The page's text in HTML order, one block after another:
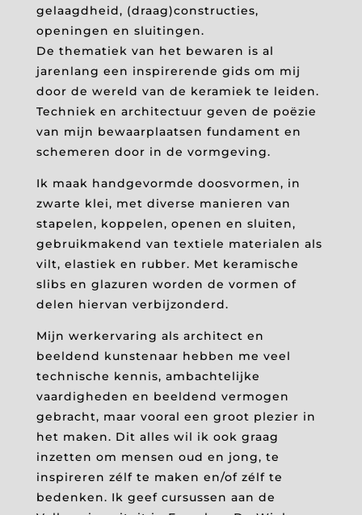
gelaagdheid, (draag)constructies,
openingen en sluitingen.
De thematiek van het bewaren is al
jarenlang een inspirerende gids om mij
door de wereld van de keramiek te leiden.
Techniek en architectuur geven de poëzie
van mijn bewaarplaatsen fundament en
schemeren door in de vormgeving.
Ik maak handgevormde doosvormen, in
zwarte klei, met diverse manieren van
stapelen, koppelen, openen en sluiten,
gebruikmakend van textiele materialen als
vilt, elastiek en rubber. Met keramische
slibs en glazuren worden de vormen of
delen hiervan verbijzonderd.
Mijn werkervaring als architect en
beeldend kunstenaar hebben me veel
technische kennis, ambachtelijke
vaardigheden en beeldend vermogen
gebracht, maar vooral een groot plezier in
het maken. Dit alles wil ik ook graag
inzetten om mensen oud en jong, te
inspireren zélf te maken en/of zélf te
bedenken. Ik geef cursussen aan de